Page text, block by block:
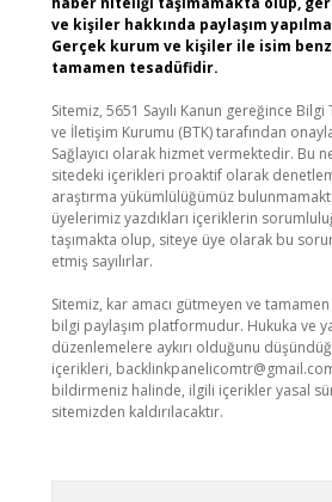
ve kişiler hakkında paylaşım
Gerçek kurum ve kişiler ile isim
tamamen tesadüfidir.
Sitemiz, 5651 Sayılı Kanun gereğince
ve İletişim Kurumu (BTK) tarafından
Sağlayıcı olarak hizmet vermektedir. Bu
sitedeki içerikleri proaktif olarak
araştırma yükümlülüğümüz
üyelerimiz yazdıkları içeriklerin
taşımakta olup, siteye üye olarak bu
etmiş sayılırlar.
Sitemiz, kar amacı gütmeyen ve
bilgi paylaşım platformudur. Hukuka ve
düzenlemelere aykırı olduğunu
içerikleri,
bildirmeniz halinde, ilgili içerikler yasal
sitemizden kaldırılacaktır.